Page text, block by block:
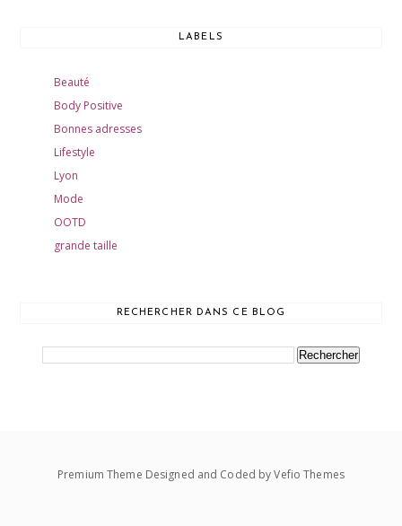
LABELS
Beauté
Body Positive
Bonnes adresses
Lifestyle
Lyon
Mode
OOTD
grande taille
RECHERCHER DANS CE BLOG
Premium Theme Designed and Coded byVefio Themes